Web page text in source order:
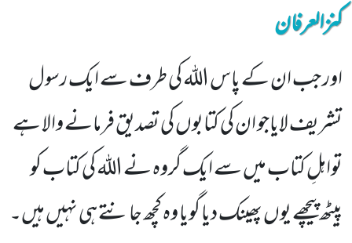
کنزالعرفان
اور جب ان کے پاس اللہ کی طرف سے ایک رسول
تشریف لایاجو ان کی کتابوں کی تصدیق فرمانے والا ہے
تواہلِ کتاب میں سے ایک گروہ نے اللہ کی کتاب کو
پیٹھ پیچھے یوں پھینک دیا گویا وہ کچھ جانتے ہی نہیں ہیں۔